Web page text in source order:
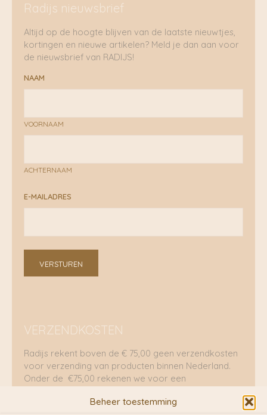
Beheer toestemming
Radijs nieuwsbrief
Altijd op de hoogte blijven van de laatste nieuwtjes,
kortingen en nieuwe artikelen? Meld je dan aan voor
de nieuwsbrief van RADIJS!
NAAM
VOORNAAM
ACHTERNAAM
E-MAILADRES
VERSTUREN
VERZENDKOSTEN
Radijs rekent boven de € 75,00 geen verzendkosten
voor verzending van producten binnen Nederland.
Onder de €75,00 rekenen we voor een